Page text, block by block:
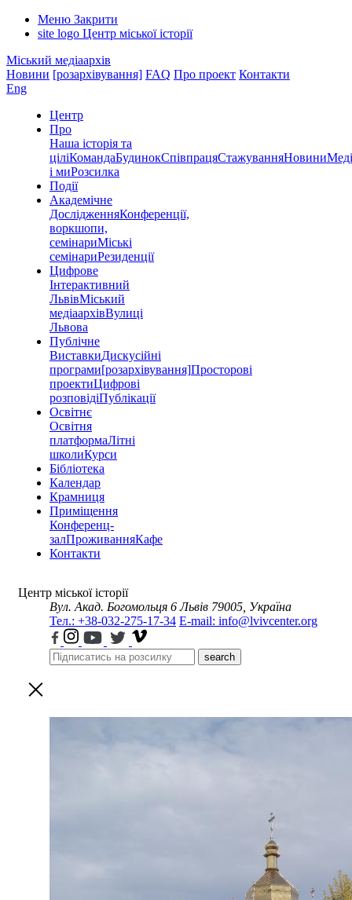
Меню Закрити
site logo Центр міської історії
Міський медіаархів
Новини [розархівування] FAQ Про проект Контакти
Eng
Центр
Про
Наша історія та
ціліКомандаБудинокСпівпрацяСтажуванняНовини
і миРозсилка
Події
Академічне
ДослідженняКонференції,
воркшопи,
семінариМіські
семінариРезиденції
Цифрове
Інтерактивний
ЛьвівМіський
медіаархівВулиці
Львова
Публічне
ВиставкиДискусійні
програми[розархівування]Просторові
проектиЦифрові
розповідіПублікації
Освітнє
Освітня
платформаЛітні
школиКурси
Бібліотека
Календар
Крамниця
Приміщення
Конференц-
залПроживанняКафе
Контакти
Центр міської історії
Вул. Акад. Богомольця 6 Львів 79005, Україна
Тел.: +38-032-275-17-34 E-mail: info@lvivcenter.org
search